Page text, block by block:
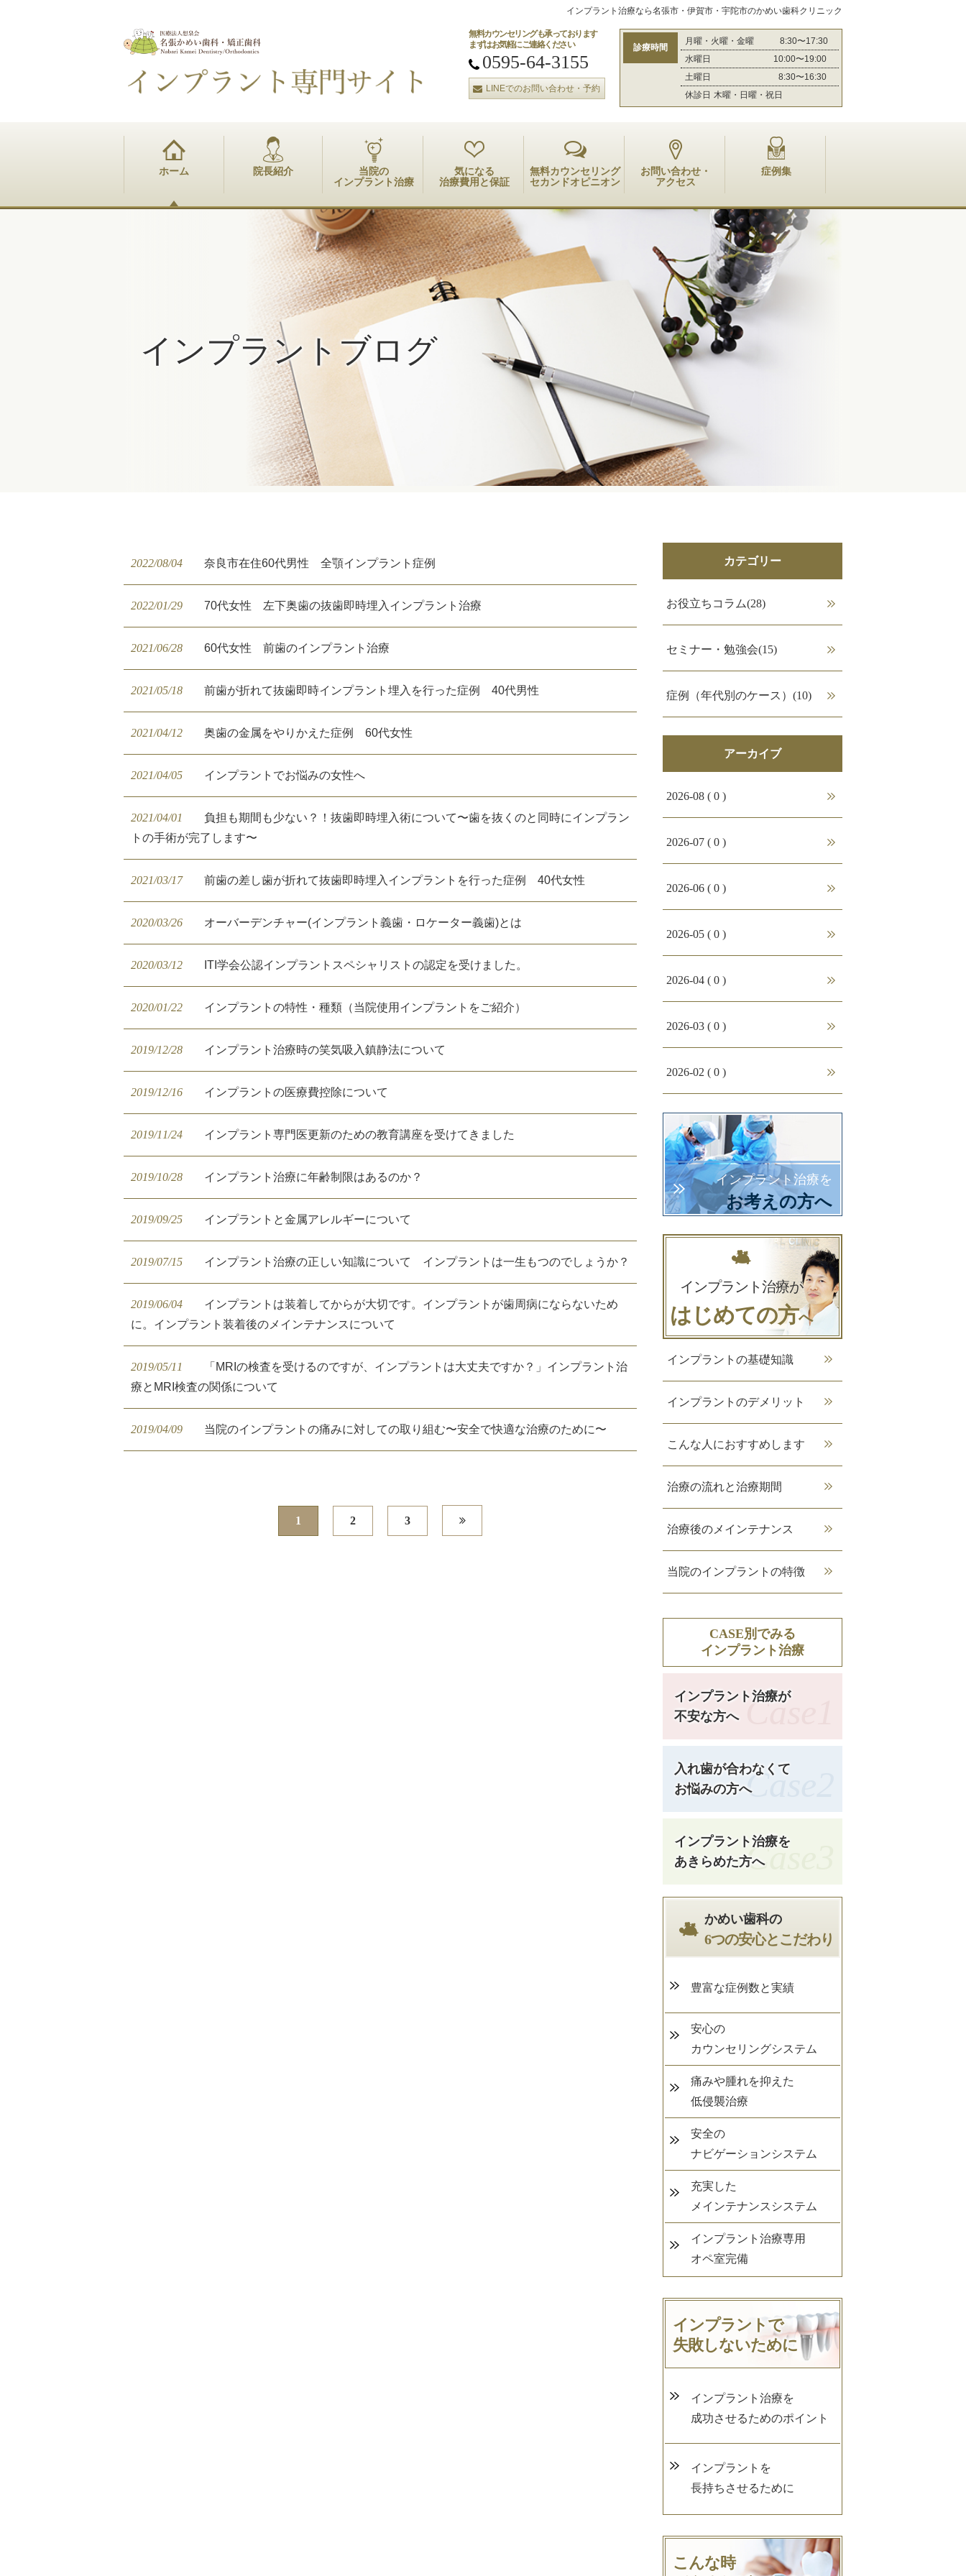
インプラント治療なら名張市・伊賀市・宇陀市のかめい歯科クリニック
無料カウンセリングも承っております
まずはお気軽にご連絡ください
0595-64-3155
LINEでのお問い合わせ・予約
診療時間
月曜・火曜・金曜 8:30〜17:30
水曜日 10:00〜19:00
土曜日
8:30〜16:30
休診日 木曜・日曜・祝日
ホーム 院長紹介
当院の
インプラント治療
気になる
治療費用と保証
無料カウンセリング
セカンドオピニオン
お問い合わせ・
アクセス
症例集
インプラントブログ
2022/08/04 奈良市在住60代男性 全顎インプラント症例
2022/01/29 70代女性 左下奥歯の抜歯即時埋入インプラント治療
2021/06/28 60代女性 前歯のインプラント治療
2021/05/18 前歯が折れて抜歯即時インプラント埋入を行った症例 40代男性
2021/04/12 奥歯の金属をやりかえた症例 60代女性
2021/04/05 インプラントでお悩みの女性へ
2021/04/01
負担も期間も少ない？！抜歯即時埋入術について〜歯を抜くのと同時にインプラン
トの手術が完了します〜
2021/03/17 前歯の差し歯が折れて抜歯即時埋入インプラントを行った症例 40代女性
2020/03/26 オーバーデンチャー(インプラント義歯・ロケーター義歯)とは
2020/03/12 ITI学会公認インプラントスペシャリストの認定を受けました。
2020/01/22 インプラントの特性・種類（当院使用インプラントをご紹介）
2019/12/28 インプラント治療時の笑気吸入鎮静法について
2019/12/16 インプラントの医療費控除について
2019/11/24 インプラント専門医更新のための教育講座を受けてきました
2019/10/28 インプラント治療に年齢制限はあるのか？
2019/09/25 インプラントと金属アレルギーについて
2019/07/15 インプラント治療の正しい知識について インプラントは一生もつのでしょうか？
2019/06/04
インプラントは装着してからが大切です。インプラントが歯周病にならないため
に。インプラント装着後のメインテナンスについて
2019/05/11
「MRIの検査を受けるのですが、インプラントは大丈夫ですか？」インプラント治
療とMRI検査の関係について
2019/04/09 当院のインプラントの痛みに対しての取り組む〜安全で快適な治療のために〜
1 2 3 
カテゴリー
お役立ちコラム(28)
セミナー・勉強会(15)
症例（年代別のケース）(10)
アーカイブ
2026-08 ( 0 )
2026-07 ( 0 )
2026-06 ( 0 )
2026-05 ( 0 )
2026-04 ( 0 )
2026-03 ( 0 )
2026-02 ( 0 )
2026-01 ( 0 )
2025-12 ( 0 )
2025-11 ( 0 )
インプラント治療を
お考えの方へ
インプラント治療が
はじめての方へ
インプラントの基礎知識
インプラントのデメリット
こんな人におすすめします
治療の流れと治療期間
治療後のメインテナンス
当院のインプラントの特徴
CASE別でみる
インプラント治療
インプラント治療が
不安な方へ Case1
入れ歯が合わなくて
お悩みの方へCase2
インプラント治療を
あきらめた方へCase3
かめい歯科の
6つの安心とこだわり
豊富な症例数と実績
安心の
カウンセリングシステム
痛みや腫れを抑えた
低侵襲治療
安全の
ナビゲーションシステム
充実した
メインテナンスシステム
インプラント治療専用
オペ室完備
インプラントで
失敗しないために
インプラント治療を
成功させるためのポイント
インプラントを
長持ちさせるために
こんな時